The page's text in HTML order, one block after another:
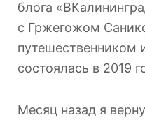
блога
с Гржегожом
путешественником
состоялась в 2019
Месяц назад я